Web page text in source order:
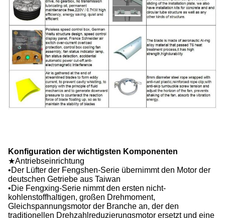
Konfiguration der wichtigsten Komponenten
★Antriebseinrichtung
•Der Lüfter der Fengshen-Serie übernimmt den Motor der
deutschen Getriebe aus Taiwan
•Die Fengxing-Serie nimmt den ersten nicht-
kohlenstoffhaltigen, großen Drehmoment,
Gleichspannungsmotor der Branche an, der den
traditionellen Drehzahlreduzierungsmotor ersetzt und eine